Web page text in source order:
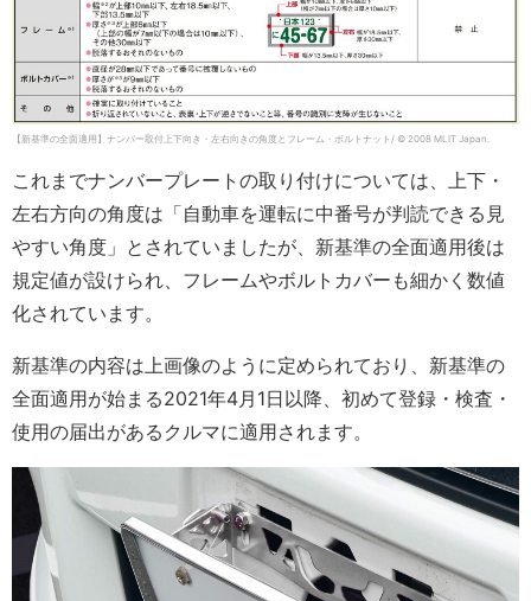
【新基準の全面適用】ナンバー取付上下向き・左右向きの角度とフレーム・ボルトナット/ © 2008 MLIT Japan.
これまでナンバープレートの取り付けについては、上下・
左右方向の角度は「自動車を運転に中番号が判読できる見
やすい角度」とされていましたが、新基準の全面適用後は
規定値が設けられ、フレームやボルトカバーも細かく数値
化されています。
新基準の内容は上画像のように定められており、新基準の
全面適用が始まる2021年4月1日以降、初めて登録・検査・
使用の届出があるクルマに適用されます。